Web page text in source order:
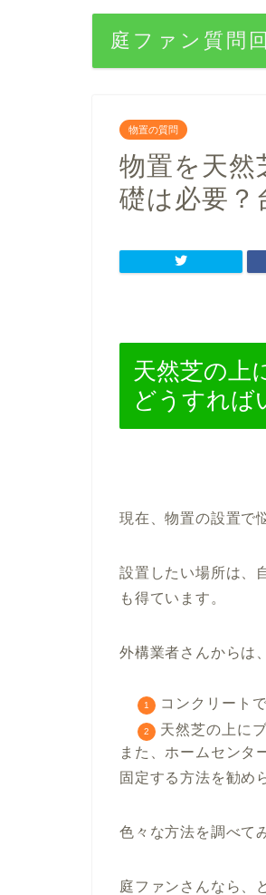
庭ファン質問
物置の質問
物置を天然
礎は必要？
天然芝の上
どうすれば
現在、物置の設置で
設置したい場所は、
も得ています。
外構業者さんからは
コンクリート
天然芝の上に
また、ホームセンタ
固定する方法を勧め
色々な方法を調べて
庭ファンさんなら、